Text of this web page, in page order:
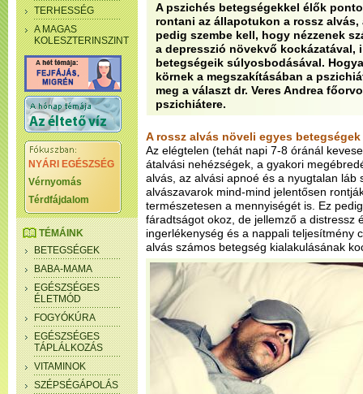
TERHESSÉG
A MAGAS
KOLESZTERINSZINT
NYÁRI EGÉSZSÉG
Vérnyomás
Térdfájdalom
TÉMÁINK
BETEGSÉGEK
BABA-MAMA
EGÉSZSÉGES
ÉLETMÓD
FOGYÓKÚRA
EGÉSZSÉGES
TÁPLÁLKOZÁS
VITAMINOK
SZÉPSÉGÁPOLÁS
A pszichés betegségekkel élők
rontani az állapotukon a rossz
pedig szembe kell, hogy nézzenek
a depresszió növekvő kockázatával,
betegségeik súlyosbodásával.
körnek a megszakításában a
meg a választ dr. Veres Andrea
pszichiátere.
A rossz alvás növeli egyes
Az elégtelen (tehát napi 7-8 óránál
átalvási nehézségek, a gyakori
alvás, az alvási apnoé és a nyugtalan láb
alvászavarok mind-mind jelentősen
természetesen a mennyiségét is. Ez
fáradtságot okoz, de jellemző a distressz
ingerlékenység és a nappali teljesítmény
alvás számos betegség kialakulásának